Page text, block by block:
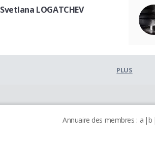
Svetlana LOGATCHEV
PLUS
Annuaire des membres : a b